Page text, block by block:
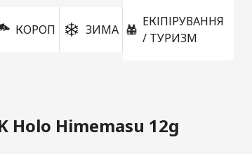
КОРОП ЗИМА
ЕКІПІРУВАННЯ
/ ТУРИЗМ
Holo Himemasu 12g